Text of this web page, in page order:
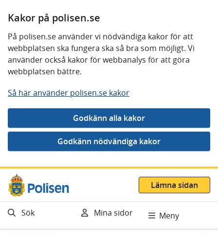
Kakor på polisen.se
På polisen.se använder vi nödvändiga kakor för att
webbplatsen ska fungera ska så bra som möjligt. Vi
använder också kakor för webbanalys för att göra
webbplatsen bättre.
Så här använder polisen.se kakor
Gå direkt till innehåll
Lämna sidan
Sök Mina sidor Meny